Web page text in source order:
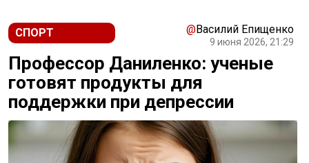
СПОРТ @Василий Епищенко
9 июня 2026, 21:29
Профессор Даниленко: ученые
готовят продукты для
поддержки при депрессии